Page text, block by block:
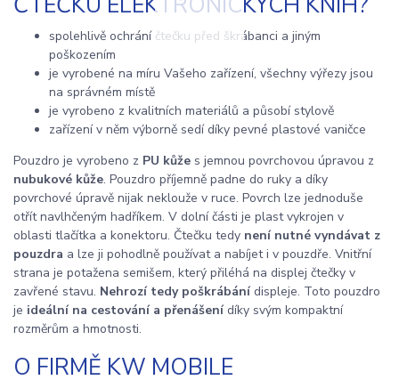
spolehlivě ochrání čtečku před škrábanci a jiným
poškozením
je vyrobené na míru Vašeho zařízení, všechny výřezy jsou
na správném místě
je vyrobeno z kvalitních materiálů a působí stylově
zařízení v něm výborně sedí díky pevné plastové vaničce
Pouzdro je vyrobeno z PU kůže s jemnou povrchovou úpravou z
nubukové kůže. Pouzdro příjemně padne do ruky a díky
povrchové úpravě nijak neklouže v ruce. Povrch lze jednoduše
otřít navlhčeným hadříkem. V dolní části je plast vykrojen v
oblasti tlačítka a konektoru. Čtečku tedy není nutné vyndávat z
pouzdra a lze ji pohodlně používat a nabíjet i v pouzdře. Vnitřní
strana je potažena semišem, který přiléhá na displej čtečky v
zavřené stavu. Nehrozí tedy poškrábánídispleje. Toto pouzdro
je ideální na cestování a přenášenídíky svým kompaktní
rozměrům a hmotnosti.
O FIRMĚ KW MOBILE